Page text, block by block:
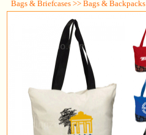
Bags & Briefcases >> Bags & Backpacks